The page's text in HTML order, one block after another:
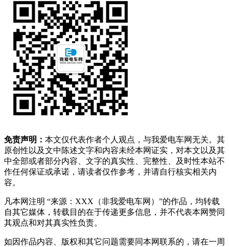
免责声明： 本文仅代表作者个人观点，与我爱电车网无关。其
原创性以及文中陈述文字和内容未经本网证实，对本文以及其
中全部或者部分内容、文字的真实性、完整性、及时性本站不
作任何保证或承诺，请读者仅作参考，并请自行核实相关内
容。
凡本网注明 “来源：XXX（非我爱电车网）”的作品，均转载
自其它媒体，转载目的在于传递更多信息，并不代表本网赞同
其观点和对其真实性负责。
如因作品内容、版权和其它问题需要同本网联系的，请在一周